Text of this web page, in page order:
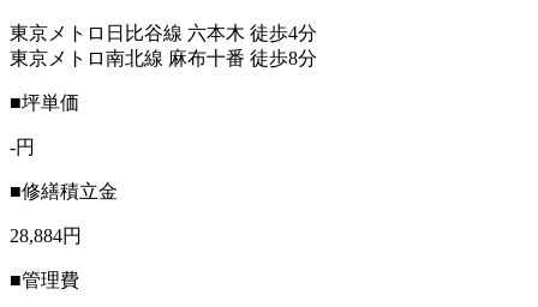
東京メトロ日比谷線 六本木 徒歩4分
東京メトロ南北線 麻布十番 徒歩8分
■坪単価
-円
■修繕積立金
28,884円
■管理費